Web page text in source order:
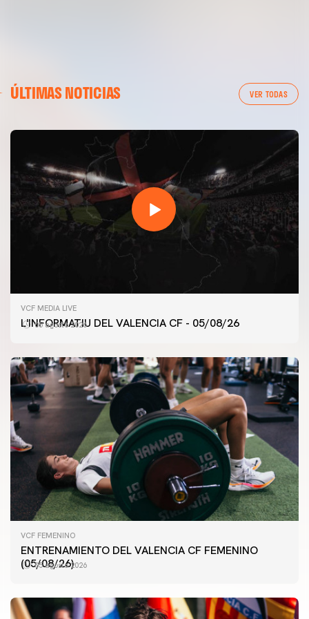
ÚLTIMAS NOTICIAS VER TODAS
VCF MEDIA LIVE
L'INFORMATIU DEL VALENCIA CF - 05/08/26
05 agosto 2026
VCF FEMENINO
ENTRENAMIENTO DEL VALENCIA CF FEMENINO
(05/08/26)
05 agosto 2026